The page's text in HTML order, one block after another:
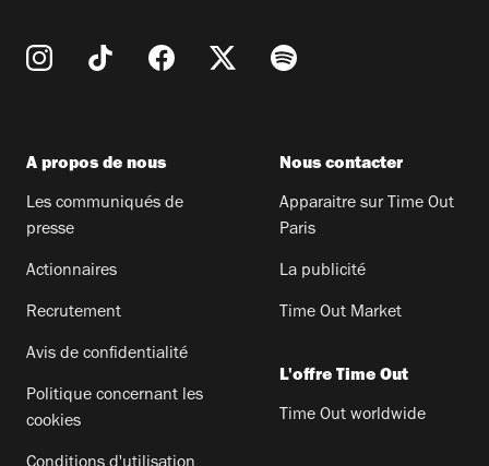
A propos de nous
Les communiqués de
presse
Actionnaires
Recrutement
Avis de confidentialité
Politique concernant les
cookies
Nous contacter
Apparaitre sur Time Out
Paris
La publicité
Time Out Market
L'offre Time Out
Time Out worldwide